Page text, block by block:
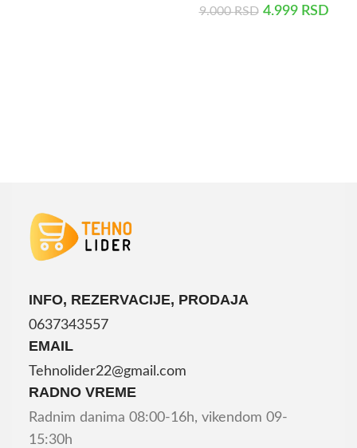
9.000RSD 4.999 RSD
INFO, REZERVACIJE, PRODAJA
0637343557
EMAIL
Tehnolider22@gmail.com
RADNO VREME
Radnim danima 08:00-16h, vikendom 09-
15:30h